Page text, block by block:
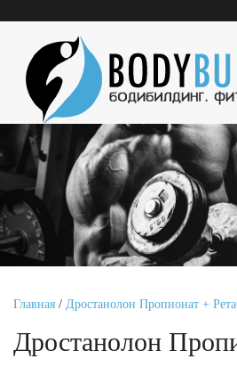
Главная / Дростанолон Пропионат +
Дростанолон